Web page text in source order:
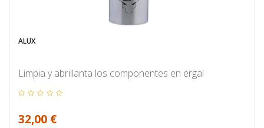
ALUX
Limpia y abrillanta los componentes en ergal
32,00 €